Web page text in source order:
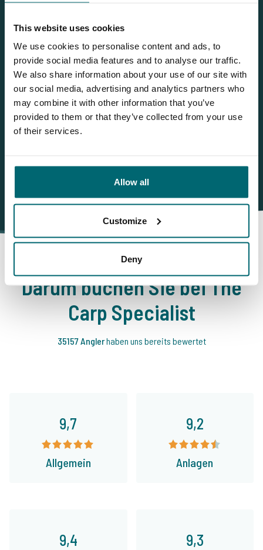
This website uses cookies
We use cookies to personalise content and ads, to
provide social media features and to analyse our traffic.
We also share information about your use of our site with
our social media, advertising and analytics partners who
may combine it with other information that you’ve
provided to them or that they’ve collected from your use
of their services.
Allow all
Customize
Deny
Sie möchten weitere Informationen?
Brauchen Sie weitere Informationen über diesen See? Wir
helfen gerne weiter
Tel. +31 655 191 755
info@thecarpspecialist.de
Darum buchen Sie bei The
Carp Specialist
35157 Anglerhaben uns bereits bewertet
9,7
Allgemein
9,2
Anlagen
9,4 9,3